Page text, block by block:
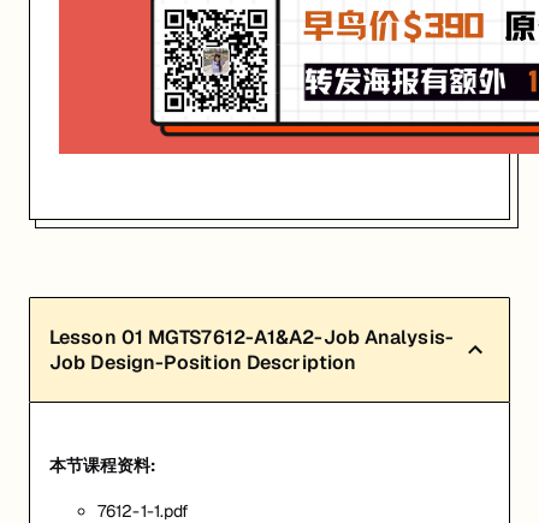
Lesson 01 MGTS7612-A1&A2-Job Analysis-
Job Design-Position Description
本节课程资料:
7612-1-1.pdf